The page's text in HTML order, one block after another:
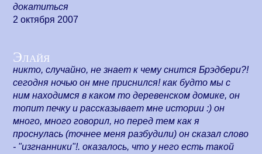
докатиться
2 октября 2007
Элайя
никто, случайно, не знает к чему снится Брэдбери?!
сегодня ночью он мне приснился! как будто мы с
ним находимся в каком то деревенском домике, он
топит печку и рассказывает мне истории :) он
много, много говорил, но перед тем как я
проснулась (точнее меня разбудили) он сказал слово
- "изгнанники"!. оказалось, что у него есть такой